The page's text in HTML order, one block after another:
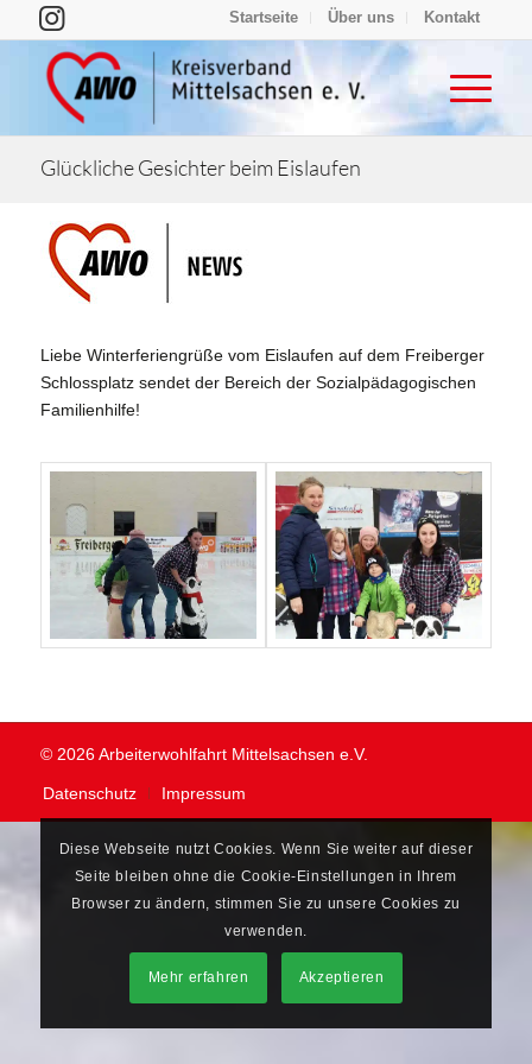
Startseite Über uns Kontakt
Glückliche Gesichter beim Eislaufen
Liebe Winterferiengrüße vom Eislaufen auf dem Freiberger
Schlossplatz sendet der Bereich der Sozialpädagogischen
Familienhilfe!
© 2026 Arbeiterwohlfahrt Mittelsachsen e.V.
Datenschutz Impressum
Diese Webseite nutzt Cookies. Wenn Sie weiter auf dieser
Seite bleiben ohne die Cookie-Einstellungen in Ihrem
Browser zu ändern, stimmen Sie zu unsere Cookies zu
verwenden.
Mehr erfahren Akzeptieren